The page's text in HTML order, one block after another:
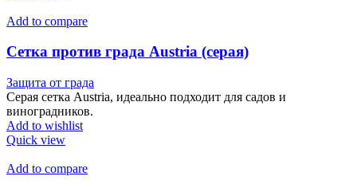
Add to compare
Сетка против града Austria (серая)
Защита от града
Серая сетка Austria, идеально подходит для садов и
виноградников.
Add to wishlist
Quick view
Add to compare